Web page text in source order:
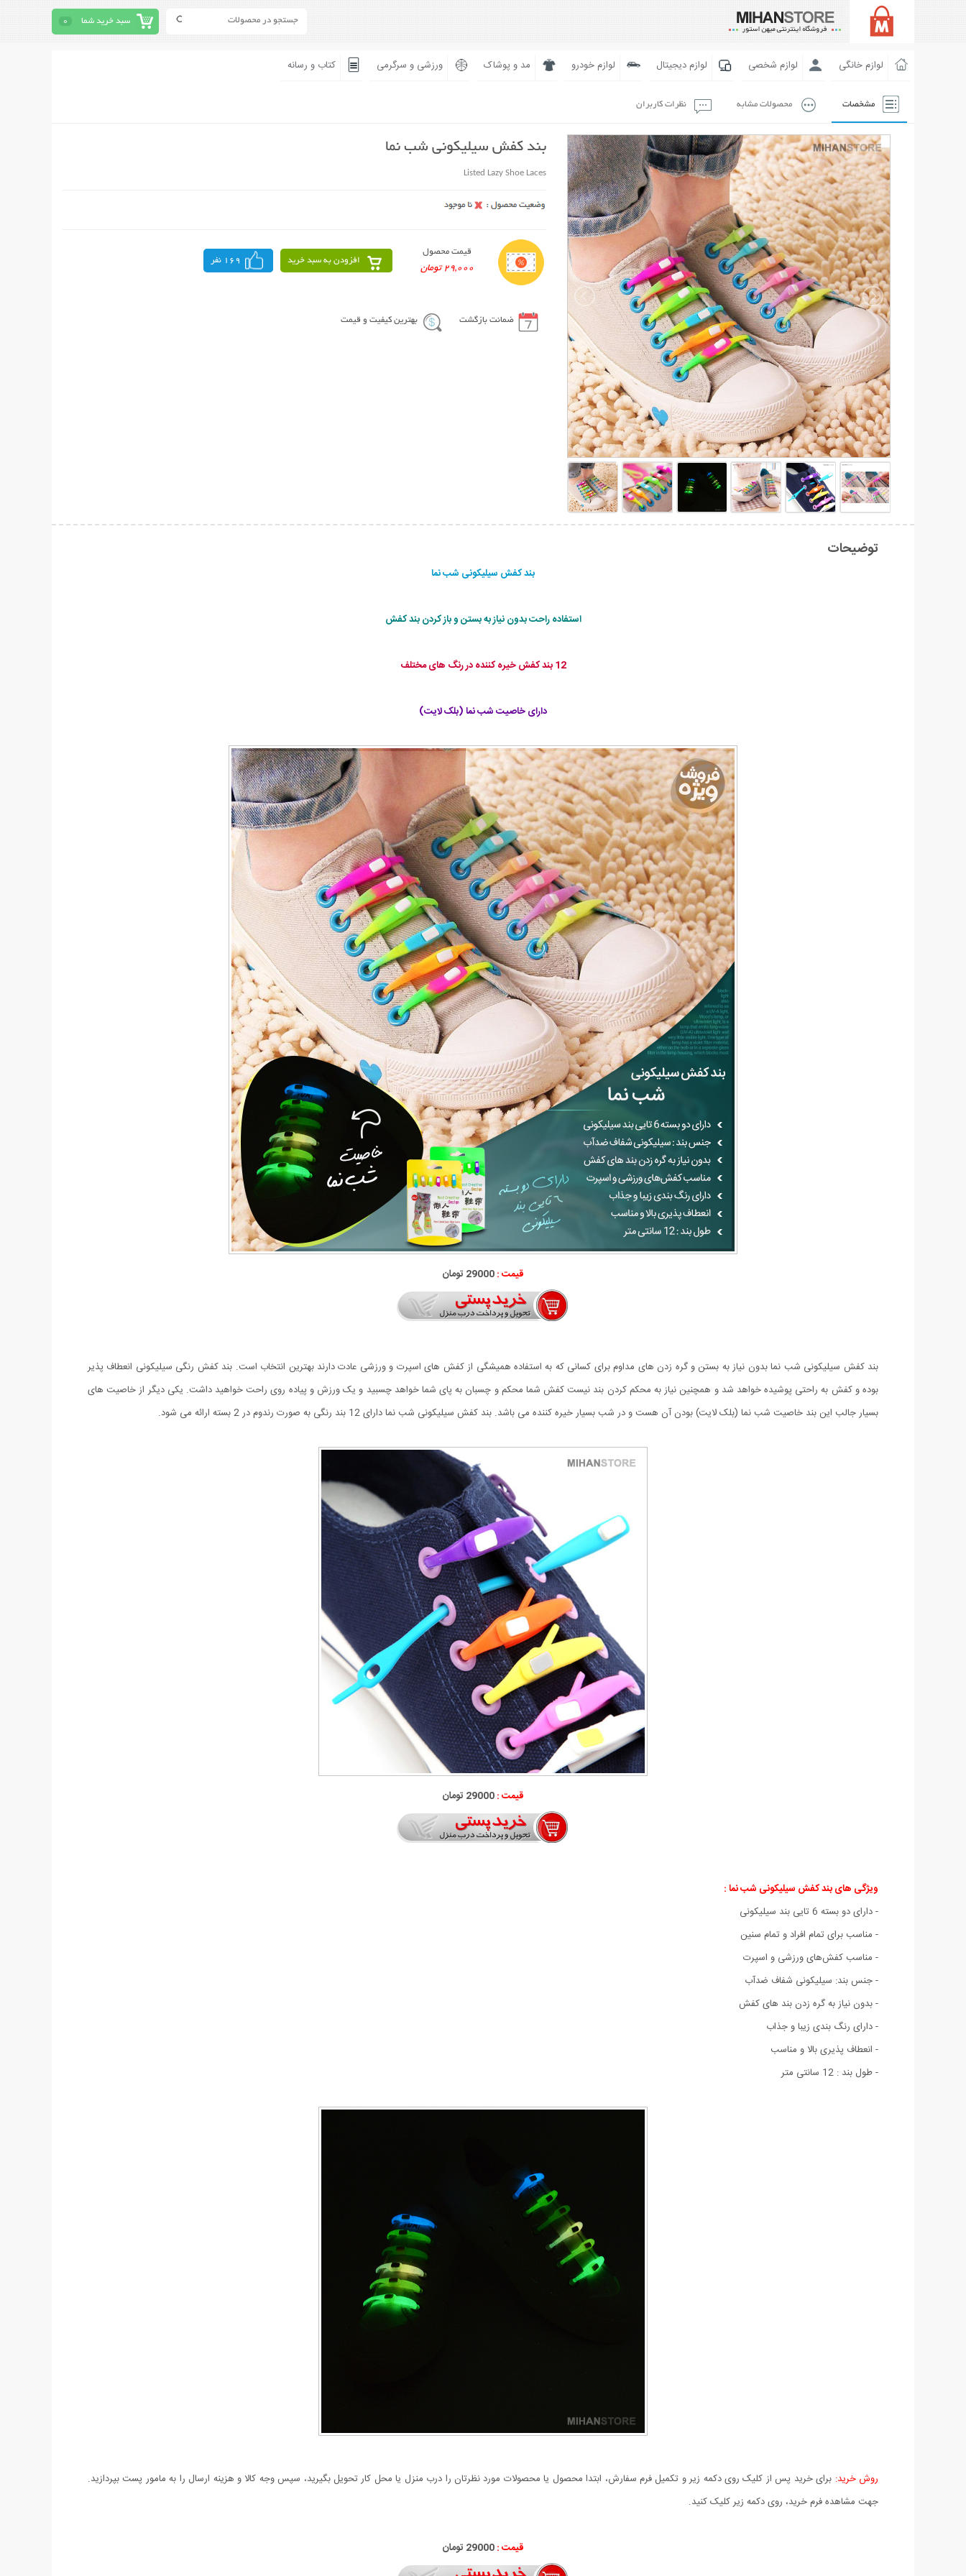
سبد خرید شما 0
لوازم خانگی لوازم شخصی لوازم دیجیتال لوازم خودرو مد و پوشاک ورزشی و سرگرمی کتاب و رسانه
مشخصات محصولات مشابه نظرات کاربران
بند کفش سیلیکونی شب نما
Listed Lazy Shoe Laces
قیمت محصول
29,000 تومان
افزودن به سبد خرید 169 نفر
ضمانت بازگشت بهترین کیفیت و قیمت
توضیحات
بند کفش سیلیکونی شب نما
استفاده راحت بدون نیاز به بستن و باز کردن بند کفش
12 بند کفش خیره کننده در رنگ های مختلف
دارای خاصیت شب نما (بلک لایت)
قیمت :29000 تومان
بند کفش سیلیکونی شب نما بدون نیاز به بستن و گره زدن های مداوم برای کسانی که به استفاده همیشگی از کفش های اسپرت و ورزشی عادت دارند بهترین انتخاب است. بند کفش رنگی سیلیکونی انعطاف پذیر
بوده و کفش به راحتی پوشیده خواهد شد و همچنین نیاز به محکم کردن بند نیست کفش شما محکم و چسبان به پای شما خواهد چسبید و یک ورزش و پیاده روی راحت خواهید داشت. یکی دیگر از خاصیت های
بسیار جالب این بند خاصیت شب نما (بلک لایت) بودن آن هست و در شب بسیار خیره کننده می باشد. بند کفش سیلیکونی شب نما دارای 12 بند رنگی به صورت رندوم در 2 بسته ارائه می شود.
قیمت :29000 تومان
ویژگی های بند کفش سیلیکونی شب نما :
- دارای دو بسته 6 تایی بند سیلیکونی
- مناسب برای تمام افراد و تمام سنین
- مناسب کفش‌های ورزشی و اسپرت
- جنس بند: سیلیکونی شفاف ضدآب
- بدون نیاز به گره زدن بند های کفش
- دارای رنگ بندی زیبا و جذاب
- انعطاف پذیری بالا و مناسب
- طول بند : 12 سانتی متر
روش خرید: برای خرید پس از کلیک روی دکمه زیر و تکمیل فرم سفارش، ابتدا محصول یا محصولات مورد نظرتان را درب منزل یا محل کار تحویل بگیرید، سپس وجه کالا و هزینه ارسال را به مامور پست بپردازید.
جهت مشاهده فرم خرید، روی دکمه زیر کلیک کنید.
قیمت :29000 تومان